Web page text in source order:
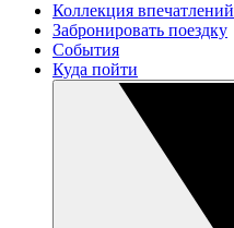
Коллекция впечатлений
Забронировать поездку
События
Куда пойти